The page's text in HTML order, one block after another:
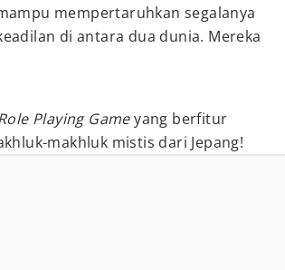
mempertaruhkan segalanya
di antara dua dunia. Mereka
Playing Gameyang berfitur
makhluk mistis dari Jepang!